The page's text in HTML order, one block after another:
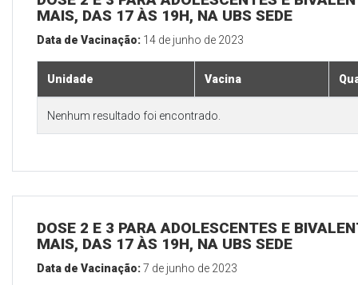
MAIS, DAS 17 ÀS 19H, NA UBS SEDE
Data de Vacinação: 14 de junho de 2023
Unidade Vacina
Nenhum resultado foi encontrado.
DOSE 2 E 3 PARA ADOLESCENTES E
MAIS, DAS 17 ÀS 19H, NA UBS SEDE
Data de Vacinação:7 de junho de 2023